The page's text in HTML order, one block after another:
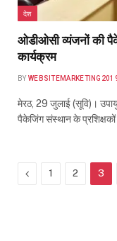
देश
ओडीओसी व्यंजनों की
कार्यक्रम
BY
मेरठ, 29 जुलाई (सूवि)।
पैकेजिंग संस्थान के प्रशिक्षकों
Previous
1 2 3